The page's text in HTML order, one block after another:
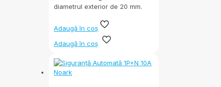
diametrul exterior de 20 mm.
Adaugă în coș
Adaugă în coș